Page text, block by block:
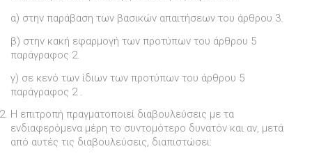
α) στην παράβαση των βασικών απαιτήσεων του άρθρου 3.
β) στην κακή εφαρµογή των προτύπων του άρθρου 5
παράγραφος 2.
γ) σε κενό των ίδιων των προτύπων του άρθρου 5
παράγραφος 2 .
Η επιτροπή πραγµατοποιεί διαβουλεύσεις µε τα
ενδιαφερόµενα µέρη το συντοµότερο δυνατόν και αν, µετά
από αυτές τις διαβουλεύσεις, διαπιστώσει: